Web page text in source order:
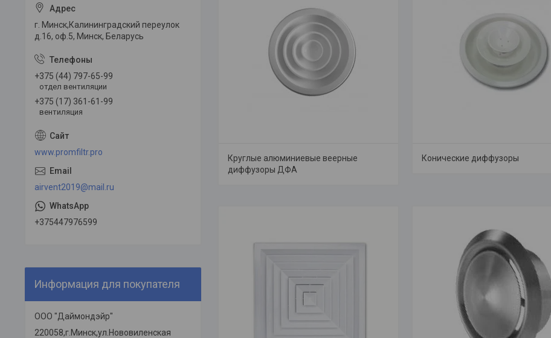
Круглые алюминиевые веерные
диффузоры ДФА
Конические диффузоры
г. Минск,Калининградский переулок
д.16, оф.5, Минск, Беларусь
+375 (44) 797-65-99
отдел вентиляции
+375 (17) 361-61-99
вентиляция
www.promfiltr.pro
airvent2019@mail.ru
+375447976599
Информация для покупателя
ООО "Даймондэйр"
220058,г.Минск,ул.Нововиленская